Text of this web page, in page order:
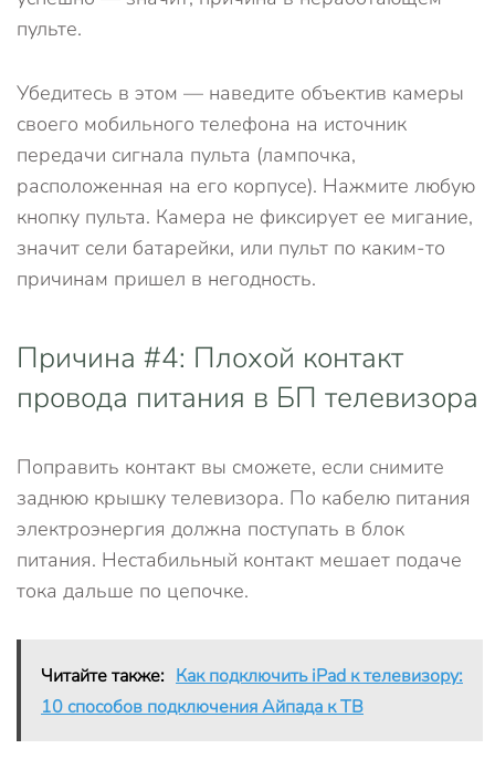
пульте.
Убедитесь в этом — наведите объектив камеры
своего мобильного телефона на источник
передачи сигнала пульта (лампочка,
расположенная на его корпусе). Нажмите любую
кнопку пульта. Камера не фиксирует ее мигание,
значит сели батарейки, или пульт по каким-то
причинам пришел в негодность.
Причина #4: Плохой контакт
провода питания в БП телевизора
Поправить контакт вы сможете, если снимите
заднюю крышку телевизора. По кабелю питания
электроэнергия должна поступать в блок
питания. Нестабильный контакт мешает подаче
тока дальше по цепочке.
Читайте также: Как подключить iPad к телевизору:
10 способов подключения Айпада к ТВ